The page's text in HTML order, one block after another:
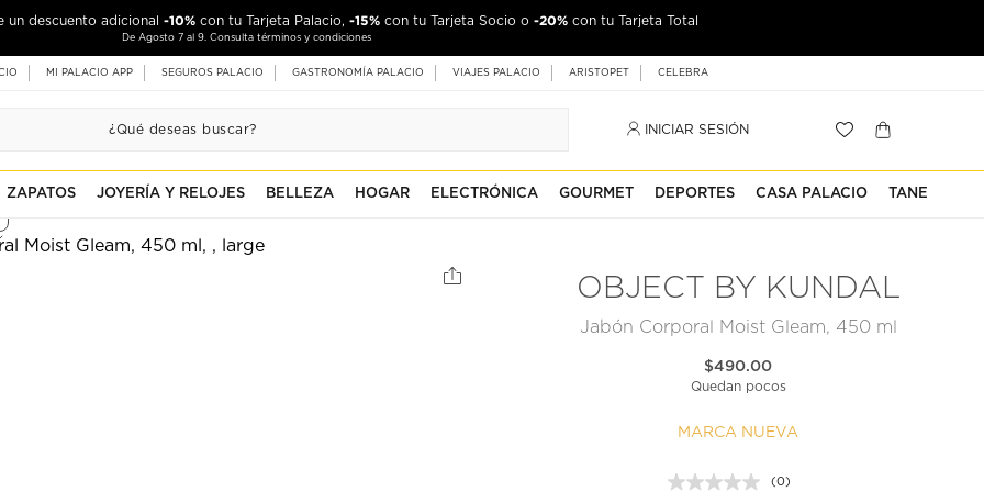
un descuento adicional -10% con tu Tarjeta Palacio, -15% con tu Tarjeta Socio o -20% con tu Tarjeta Total
De Agosto 7 al 9. Consulta términos y condiciones
MI PALACIO APP SEGUROS PALACIO GASTRONOMÍA PALACIO VIAJES PALACIO ARISTOPET CELEBRA
INICIAR SESIÓN
ZAPATOS JOYERÍA Y RELOJES BELLEZA HOGAR ELECTRÓNICA GOURMET DEPORTES CASA PALACIO TANE
OBJECT BY KUNDAL
Jabón Corporal Moist Gleam, 450 ml
$490.00
Quedan pocos
MARCA NUEVA
(0)